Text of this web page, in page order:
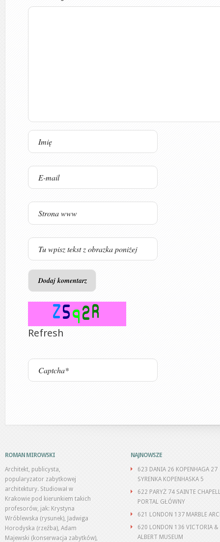
Refresh
ROMAN MIROWSKI
Architekt, publicysta,
popularyzator zabytkowej
architektury. Studiował w
Krakowie pod kierunkiem takich
profesorów, jak: Krystyna
Wróblewska (rysunek), Jadwiga
Horodyska (rzeźba), Adam
Majewski (konserwacja zabytków),
NAJNOWSZE
623 DANIA 26 KOPENHAGA 27
SYRENKA KOPENHASKA 5
622 PARYŻ 74 SAINTE
PORTAL GŁÓWNY
621 LONDON 137 MARBLE
620 LONDON 136 VICTORIA &
ALBERT MUSEUM